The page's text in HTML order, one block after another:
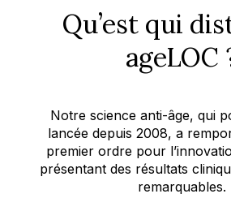
Qu’est qui
ageLOC
Notre science anti-âge, qui
lancée depuis 2008, a
premier ordre pour
présentant des résultats
remarquables.